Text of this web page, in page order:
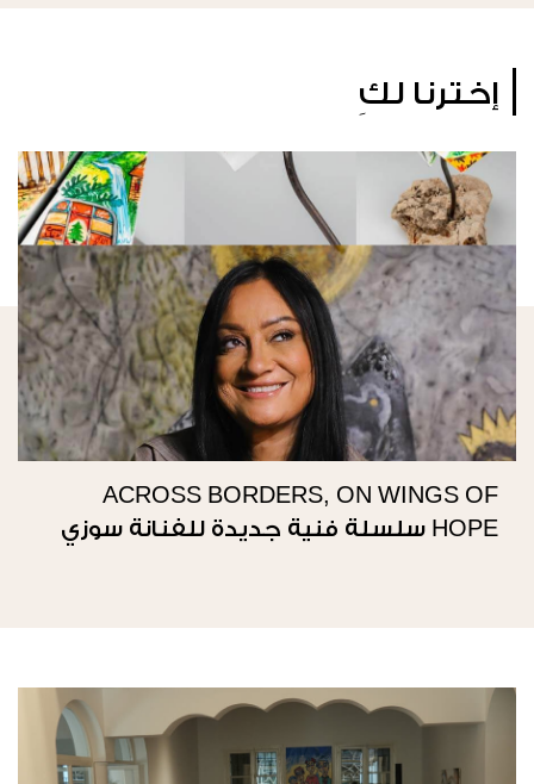
إخترنا لكِ
ACROSS BORDERS, ON WINGS OF
HOPE سلسلة فنية جديدة للفنانة سوزي